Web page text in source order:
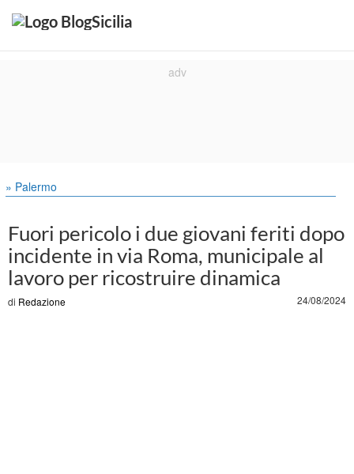
» Palermo
Fuori pericolo i due giovani feriti dopo
incidente in via Roma, municipale al
lavoro per ricostruire dinamica
di Redazione 24/08/2024